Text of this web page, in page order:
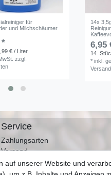
für
und Milchschäumer
*
€ / Liter
zzgl.
14x
6,95
14
* inkl.
Service
Zahlungsarten
Versand
Widerrufsrecht
Warenkorb
auf unserer Website und